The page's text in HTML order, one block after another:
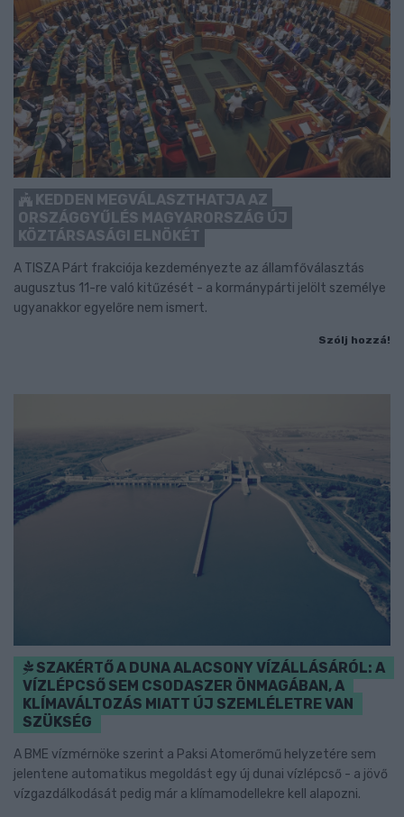
KEDDEN MEGVÁLASZTHATJA AZ
ORSZÁGGYŰLÉS MAGYARORSZÁG ÚJ
KÖZTÁRSASÁGI ELNÖKÉT
A TISZA Párt frakciója kezdeményezte az államfőválasztás
augusztus 11-re való kitűzését - a kormánypárti jelölt személye
ugyanakkor egyelőre nem ismert.
Szólj hozzá!
SZAKÉRTŐ A DUNA ALACSONY VÍZÁLLÁSÁRÓL: A
VÍZLÉPCSŐ SEM CSODASZER ÖNMAGÁBAN, A
KLÍMAVÁLTOZÁS MIATT ÚJ SZEMLÉLETRE VAN
SZÜKSÉG
A BME vízmérnöke szerint a Paksi Atomerőmű helyzetére sem
jelentene automatikus megoldást egy új dunai vízlépcső - a jövő
vízgazdálkodását pedig már a klímamodellekre kell alapozni.